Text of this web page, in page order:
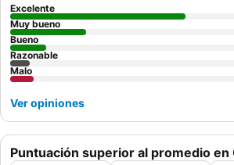
una habitación con vistas al jardín.
Puntuación superior al promedio
Excelente
Muy bueno
Bueno
Razonable
Malo
Ver opiniones